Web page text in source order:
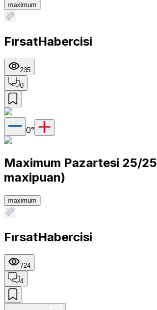
maximum
FırsatHabercisi
235
0
0°
Maximum Pazartesi 25/25
maxipuan)
maximum
FırsatHabercisi
724
4